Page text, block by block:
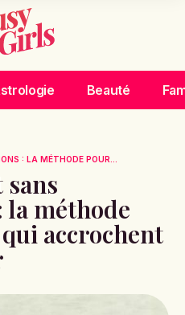
Beauté
: LA MÉTHODE POUR...
méthode
accrochent